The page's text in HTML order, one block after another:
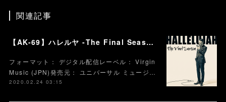
関連記事
【AK-69】ハレルヤ -The Final Season-
フォーマット： デジタル配信レーベル： Virgin
Music (JPN)発売元： ユニバーサル ミュージ…
2020.02.24 03:15